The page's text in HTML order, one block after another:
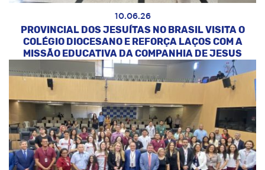
10.06.26
PROVINCIAL DOS JESUÍTAS NO BRASIL VISITA O
COLÉGIO DIOCESANO E REFORÇA LAÇOS COM A
MISSÃO EDUCATIVA DA COMPANHIA DE JESUS